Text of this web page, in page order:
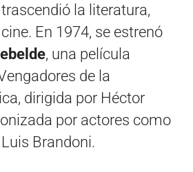
la literatura,
En 1974, se estrenó
, una película
de la
dirigida por Héctor
por actores como
Brandoni.